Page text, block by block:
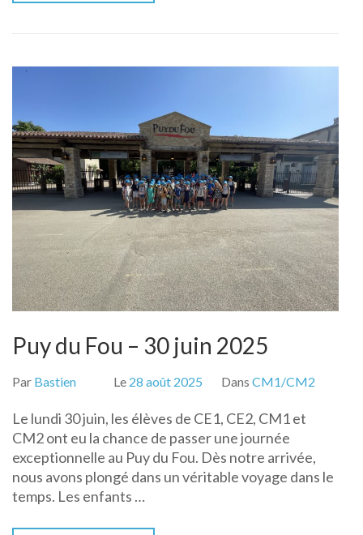
Puy du Fou – 30 juin 2025
Par Bastien Le 28 août 2025 Dans CM1/CM2
Le lundi 30 juin, les élèves de CE1, CE2, CM1 et
CM2 ont eu la chance de passer une journée
exceptionnelle au Puy du Fou. Dès notre arrivée,
nous avons plongé dans un véritable voyage dans le
temps. Les enfants …